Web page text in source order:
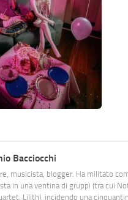
Bacciocchi
musicista, blogger. Ha militato
in una ventina di gruppi (tra cui
Lilith), incidendo una